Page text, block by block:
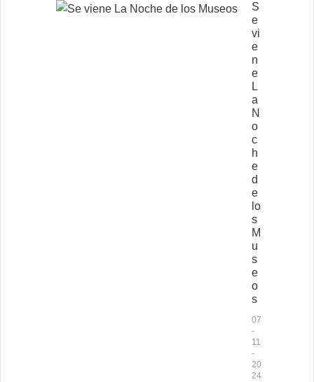
S
e
vi
e
n
e
L
a
N
o
c
h
e
d
e
lo
s
M
u
s
e
o
s
07
-
11
-
20
24